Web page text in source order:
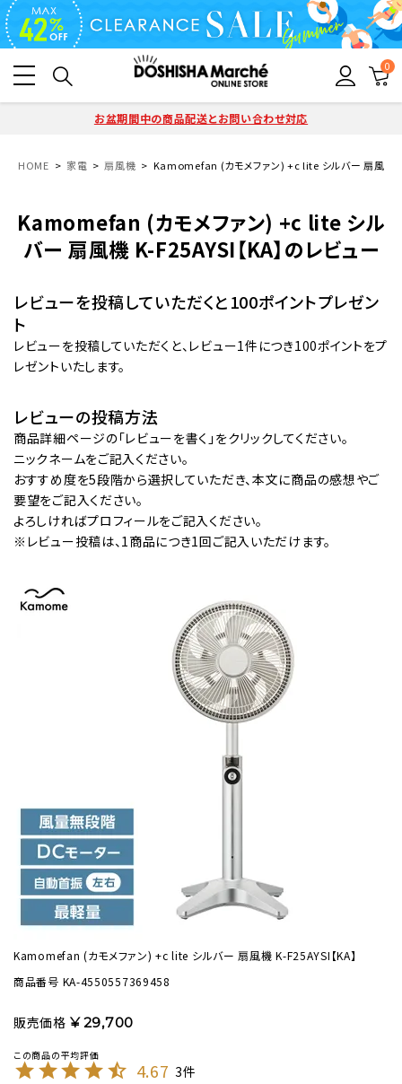
0
お盆期間中の商品配送とお問い合わせ対応
HOME 家電 扇風機 Kamomefan (カモメファン) +c lite シルバー 扇風機
Kamomefan (カモメファン) +c lite シル
バー 扇風機 K-F25AYSI【KA】のレビュー
レビューを投稿していただくと100ポイントプレゼン
ト
レビューを投稿していただくと、レビュー1件につき100ポイントをプ
レゼントいたします。
レビューの投稿方法
商品詳細ページの「レビューを書く」をクリックしてください。
ニックネームをご記入ください。
おすすめ度を5段階から選択していただき、本文に商品の感想やご
要望をご記入ください。
よろしければプロフィールをご記入ください。
※レビュー投稿は、1商品につき1回ご記入いただけます。
Kamomefan (カモメファン) +c lite シルバー 扇風機 K-F25AYSI【KA】
商品番号 KA-4550557369458
販売価格 ¥29,700
4.67 3